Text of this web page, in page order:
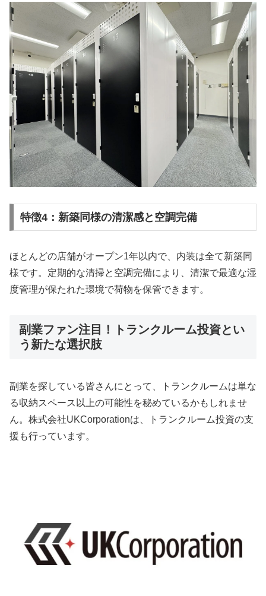
特徴4：新築同様の清潔感と空調完備
ほとんどの店舗がオープン1年以内で、内装は全て新築同
様です。定期的な清掃と空調完備により、清潔で最適な湿
度管理が保たれた環境で荷物を保管できます。
副業ファン注目！トランクルーム投資とい
う新たな選択肢
副業を探している皆さんにとって、トランクルームは単な
る収納スペース以上の可能性を秘めているかもしれませ
ん。株式会社UKCorporationは、トランクルーム投資の支
援も行っています。